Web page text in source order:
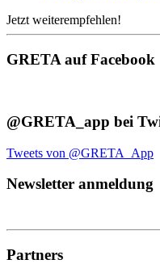
Jetzt weiterempfehlen!
GRETA auf Facebook
@GRETA_app bei
Tweets von @GRETA_App
Newsletter anmeldung
Partners